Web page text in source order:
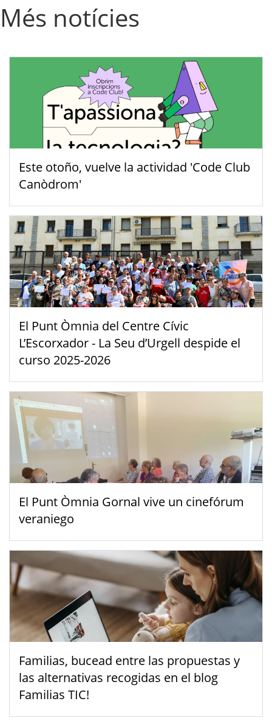
Més notícies
Este otoño, vuelve la actividad 'Code Club
Canòdrom'
El Punt Òmnia del Centre Cívic
L’Escorxador - La Seu d’Urgell despide el
curso 2025-2026
El Punt Òmnia Gornal vive un cinefórum
veraniego
Familias, bucead entre las propuestas y
las alternativas recogidas en el blog
Familias TIC!